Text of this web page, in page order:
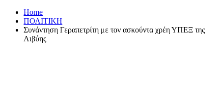
Home
ΠΟΛΙΤΙΚΗ
Συνάντηση Γεραπετρίτη με τον ασκούντα χρέη ΥΠΕΞ της
Λιβύης